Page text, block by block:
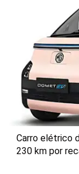
Carro elétrico
230 km por